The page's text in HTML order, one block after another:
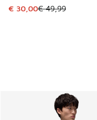
Cet article est en
€ 30,00€ 49,99